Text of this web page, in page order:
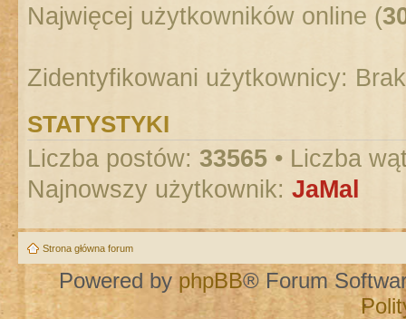
Najwięcej użytkowników online (
Zidentyfikowani użytkownicy:
STATYSTYKI
Liczba postów: 33565 • Liczba
Najnowszy użytkownik: JaMal
Strona główna forum
Powered by phpBB® Forum